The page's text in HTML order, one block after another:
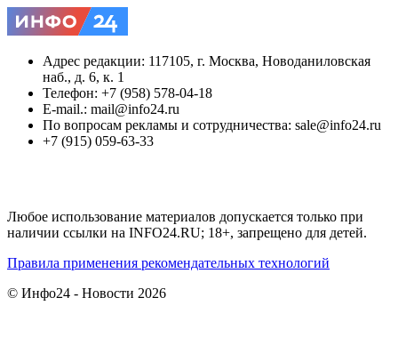
Адрес редакции: 117105, г. Москва, Новоданиловская
наб., д. 6, к. 1
Телефон: +7 (958) 578-04-18
E-mail.: mail@info24.ru
По вопросам рекламы и сотрудничества: sale@info24.ru
+7 (915) 059-63-33
Любое использование материалов допускается только при
наличии ссылки на INFO24.RU; 18+, запрещено для детей.
Правила применения рекомендательных технологий
© Инфо24 - Новости 2026